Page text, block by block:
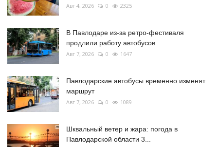
Авг 4, 2026 0 2325
В Павлодаре из-за ретро-фестиваля
продлили работу автобусов
Авг 7, 2026 0 1647
Павлодарские автобусы временно изменят
маршрут
Авг 7, 2026 0 1089
Шквальный ветер и жара: погода в
Павлодарской области 3...